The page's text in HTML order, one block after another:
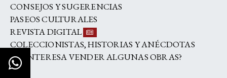
CONSEJOS Y SUGERENCIAS
PASEOS CULTURALES
REVISTA DIGITAL
COLECCIONISTAS, HISTORIAS Y ANÉCDOTAS
¿LE INTERESA VENDER ALGUNAS OBRAS?